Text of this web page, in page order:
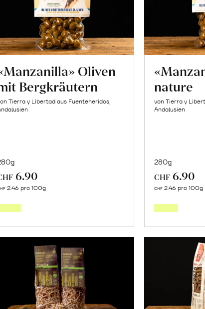
Oliven
Bergkräutern
Tierra y Libertad aus Fuenteheridos,
6.90
2.46 pro 100g
nature
von Tierra y
Andalusien
280g
CHF 6.90
CHF 2.46 pro 100g